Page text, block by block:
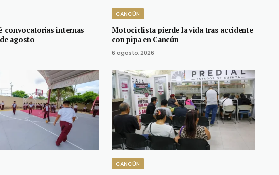
convocatorias internas
agosto
CANCÚN
Motociclista pierde la vida tras accidente
con pipa en Cancún
6 agosto, 2026
CANCÚN